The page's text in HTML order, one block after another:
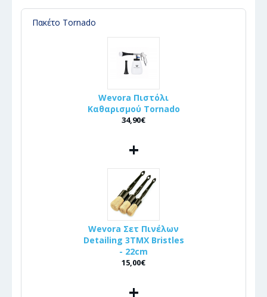
Πακέτο Tornado
Wevora Πιστόλι
Καθαρισμού Tornado
34,90€
+
Wevora Σετ Πινέλων
Detailing 3ΤΜΧ Bristles
- 22cm
15,00€
+